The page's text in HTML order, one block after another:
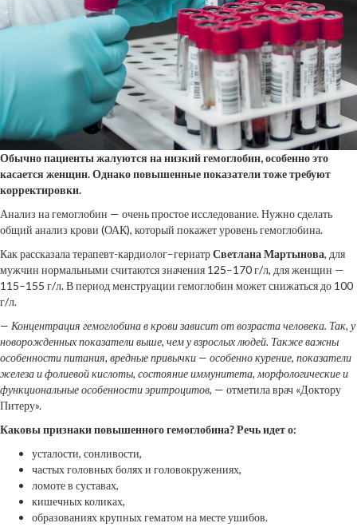
Обычно пациенты жалуются на низкий гемоглобин, особенно это
касается женщин. Однако повышенные показатели тоже требуют
корректировки.
Анализ на гемоглобин — очень простое исследование. Нужно сделать
общий анализ крови (ОАК), который покажет уровень гемоглобина.
Как рассказала терапевт-кардиолог–гериатрСветлана Мартынова, для
мужчин нормальными считаются значения 125–170 г/л, для женщин —
115–155 г/л. В период менструации гемоглобин может снижаться до 100
г/л.
— Концентрация гемоглобина в крови зависит от возраста человека. Так, у
новорожденных показатели выше, чем у взрослых людей. Также важны
особенности питания, вредные привычки — особенно курение, показатели
железа и фолиевой кислоты, состояние иммунитета, морфологические и
функциональные особенности эритроцитов, — отметила врач «Доктору
Питеру».
Каковы признаки повышенного гемоглобина? Речь идет о:
усталости, сонливости,
частых головных болях и головокружениях,
ломоте в суставах,
кишечных коликах,
образованиях крупных гематом на месте ушибов.